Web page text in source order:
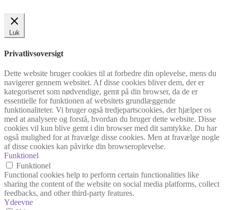
Luk
Privatlivsoversigt
Dette website bruger cookies til at forbedre din oplevelse, mens du
navigerer gennem websitet. Af disse cookies bliver dem, der er
kategoriseret som nødvendige, gemt på din browser, da de er
essentielle for funktionen af websitets grundlæggende
funktionaliteter. Vi bruger også tredjepartscookies, der hjælper os
med at analysere og forstå, hvordan du bruger dette website. Disse
cookies vil kun blive gemt i din browser med dit samtykke. Du har
også mulighed for at fravælge disse cookies. Men at fravælge nogle
af disse cookies kan påvirke din browseroplevelse.
Funktionel
Funktionel
Functional cookies help to perform certain functionalities like
sharing the content of the website on social media platforms, collect
feedbacks, and other third-party features.
Ydeevne